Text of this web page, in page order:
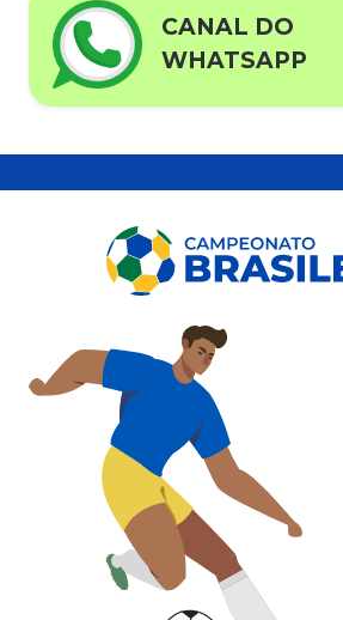
CANAL DO
WHATSAPP